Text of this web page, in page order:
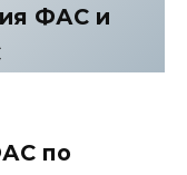
ФАС и
по